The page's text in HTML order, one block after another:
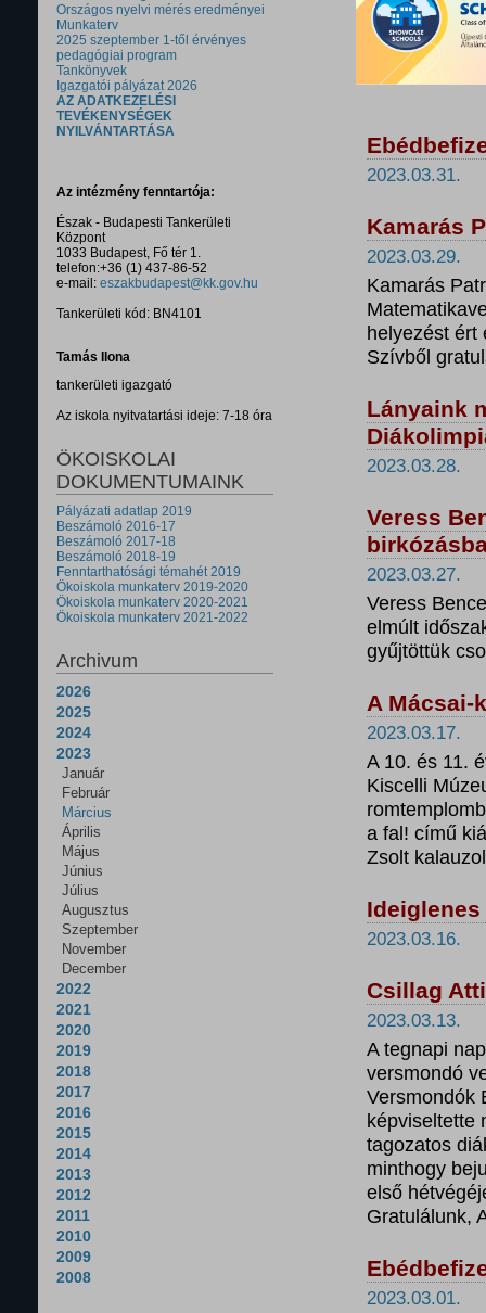
Országos nyelvi mérés eredményei
Munkaterv
2025 szeptember 1-től érvényes
pedagógiai program
Tankönyvek
Igazgatói pályázat 2026
AZ ADATKEZELÉSI
TEVÉKENYSÉGEK
NYILVÁNTARTÁSA
Az intézmény fenntartója:
Észak - Budapesti Tankerületi
Központ
1033 Budapest, Fő tér 1.
telefon:+36 (1) 437-86-52
e-mail: eszakbudapest@kk.gov.hu
Tankerületi kód: BN4101
Tamás Ilona
tankerületi igazgató
Az iskola nyitvatartási ideje: 7-18 óra
ÖKOISKOLAI
DOKUMENTUMAINK
Pályázati adatlap 2019
Beszámoló 2016-17
Beszámoló 2017-18
Beszámoló 2018-19
Fenntarthatósági témahét 2019
Ökoiskola munkaterv 2019-2020
Ökoiskola munkaterv 2020-2021
Ökoiskola munkaterv 2021-2022
Archivum
2026
2025
2024
2023
Január
Február
Március
Április
Május
Június
Július
Augusztus
Szeptember
November
December
2022
2021
2020
2019
2018
2017
2016
2015
2014
2013
2012
2011
2010
2009
2008
2023.03.31.
Kamarás
2023.03.29.
Kamarás
helyezést ért
Szívből
Lányaink
2023.03.28.
Veress
2023.03.27.
Veress
elmúlt
gyűjtöttük
A Mácsai-
2023.03.17.
A 10. és 11.
Kiscelli
a fal! című
Zsolt
2023.03.16.
Csillag
2023.03.13.
A tegnapi
versmondó
Versmondók
képviseltette
tagozatos
minthogy
első
Gratulálunk,
2023.03.01.